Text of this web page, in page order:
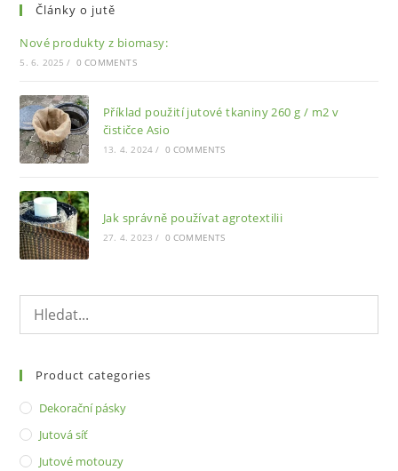
Články o jutě
Nové produkty z biomasy:
5. 6. 2025 / 0 COMMENTS
Příklad použití jutové tkaniny 260 g / m2 v
čističce Asio
13. 4. 2024 / 0 COMMENTS
Jak správně používat agrotextilii
27. 4. 2023 / 0 COMMENTS
Product categories
Dekorační pásky
Jutová síť
Jutové motouzy